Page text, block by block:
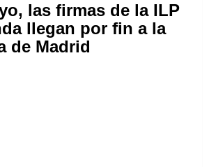
las firmas de la ILP
llegan por fin a la
de Madrid